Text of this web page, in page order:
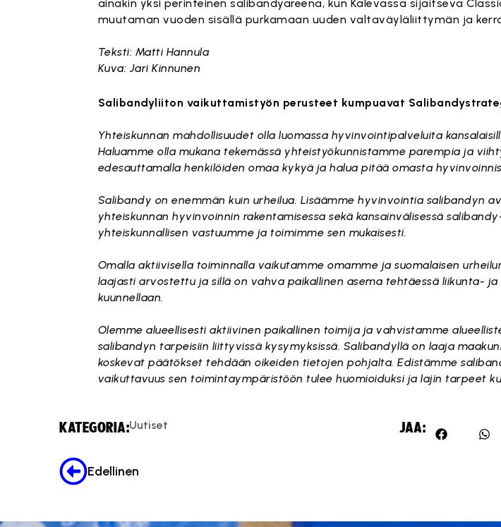
ainakin yksi perinteinen salibandyareena, kun Kalevassa sijaitseva
muutaman vuoden sisällä purkamaan uuden valtaväyläliittymän ja
Teksti: Matti Hannula
Kuva: Jari Kinnunen
Salibandyliiton vaikuttamistyön perusteet kumpuavat
Yhteiskunnan mahdollisuudet olla luomassa hyvinvointipalveluita
Haluamme olla mukana tekemässä yhteistyökunnistamme parempia ja
edesauttamalla henkilöiden omaa kykyä ja halua pitää omasta
Salibandy on enemmän kuin urheilua. Lisäämme hyvinvointia salibandyn
yhteiskunnan hyvinvoinnin rakentamisessa sekä kansainvälisessä
yhteiskunnallisen vastuumme ja toimimme sen mukaisesti.
Omalla aktiivisella toiminnalla vaikutamme omamme ja suomalaisen
laajasti arvostettu ja sillä on vahva paikallinen asema tehtäessä liikunta-
kuunnellaan.
Olemme alueellisesti aktiivinen paikallinen toimija ja vahvistamme
salibandyn tarpeisiin liittyvissä kysymyksissä. Salibandyllä on laaja
koskevat päätökset tehdään oikeiden tietojen pohjalta. Edistämme
vaikuttavuus sen toimintaympäristöön tulee huomioiduksi ja lajin tarpeet
KATEGORIA:Uutiset JAA:
Edellinen